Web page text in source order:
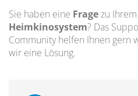
Sie haben eine Fragezu Ihrem
Heimkinosystem? Das
Community helfen Ihnen gern
wir eine Lösung.